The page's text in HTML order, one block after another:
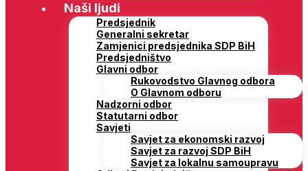
Naši ljudi
Predsjednik
Generalni sekretar
Zamjenici predsjednika SDP BiH
Predsjedništvo
Glavni odbor
Rukovodstvo Glavnog odbora
O Glavnom odboru
Nadzorni odbor
Statutarni odbor
Savjeti
Savjet za ekonomski razvoj
Savjet za razvoj SDP BiH
Savjet za lokalnu samoupravu